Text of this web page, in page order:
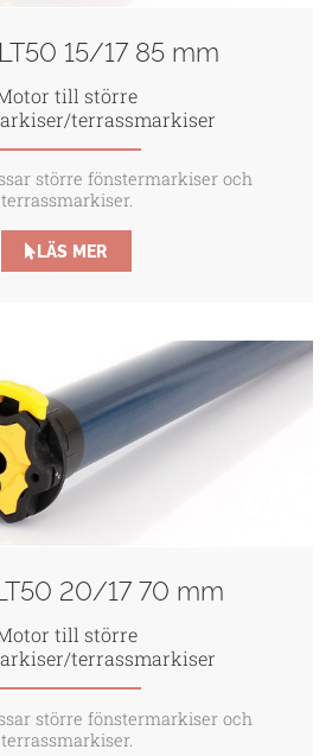
15/17 85 mm
till större
terrassmarkiser
större fönstermarkiser och
terrassmarkiser.
LÄS MER
20/17 70 mm
till större
terrassmarkiser
större fönstermarkiser och
terrassmarkiser.